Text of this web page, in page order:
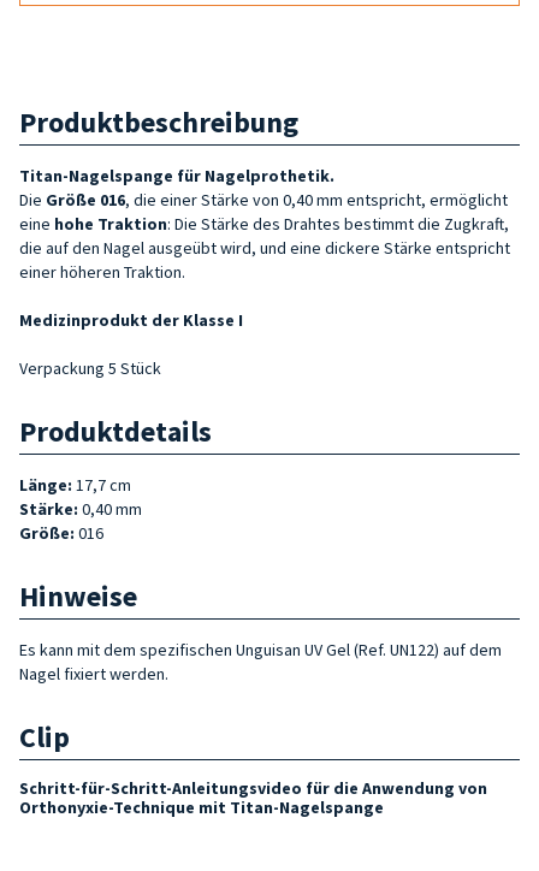
Produktbeschreibung
Titan-Nagelspange für Nagelprothetik.
Die Größe 016, die einer Stärke von 0,40 mm entspricht, ermöglicht
eine hohe Traktion: Die Stärke des Drahtes bestimmt die Zugkraft,
die auf den Nagel ausgeübt wird, und eine dickere Stärke entspricht
einer höheren Traktion.
Medizinprodukt der Klasse I
Verpackung 5 Stück
Produktdetails
Länge: 17,7 cm
Stärke: 0,40 mm
Größe: 016
Hinweise
Es kann mit dem spezifischen Unguisan UV Gel (Ref. UN122) auf dem
Nagel fixiert werden.
Clip
Schritt-für-Schritt-Anleitungsvideo für die Anwendung von
Orthonyxie-Technique mit Titan-Nagelspange